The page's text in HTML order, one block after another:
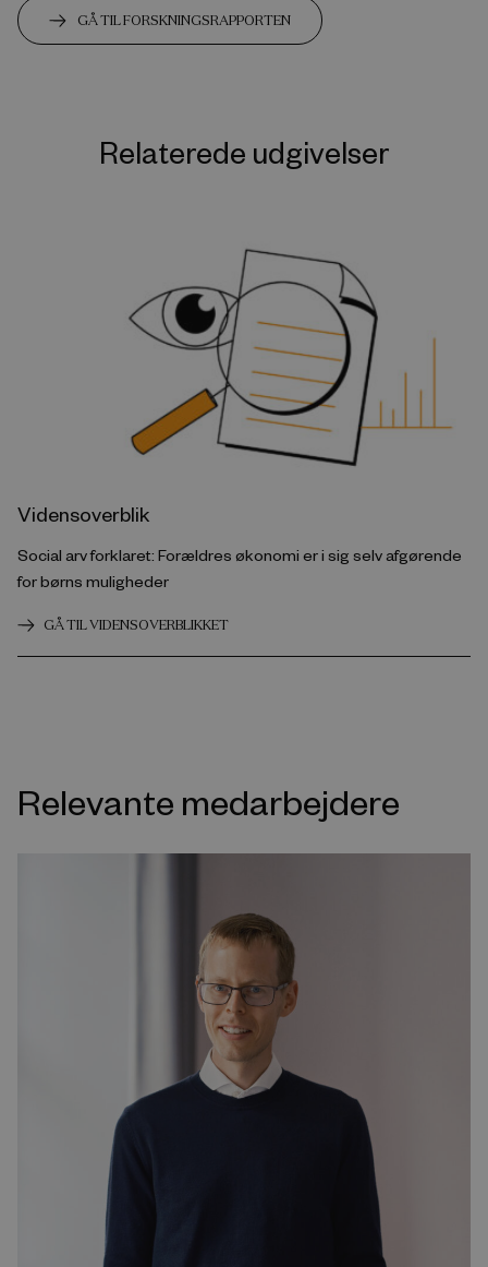
GÅ TIL FORSKNINGSRAPPORTEN
Relaterede udgivelser
Vidensoverblik
Social arv forklaret: Forældres økonomi er i sig selv afgørende
for børns muligheder
GÅ TIL VIDENSOVERBLIKKET
Relevante medarbejdere